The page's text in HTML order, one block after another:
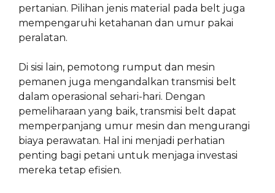
pertanian. Pilihan jenis material pada belt juga
mempengaruhi ketahanan dan umur pakai
peralatan.
Di sisi lain, pemotong rumput dan mesin
pemanen juga mengandalkan transmisi belt
dalam operasional sehari-hari. Dengan
pemeliharaan yang baik, transmisi belt dapat
memperpanjang umur mesin dan mengurangi
biaya perawatan. Hal ini menjadi perhatian
penting bagi petani untuk menjaga investasi
mereka tetap efisien.